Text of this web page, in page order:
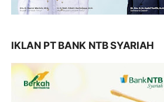
IKLAN PT BANK NTB SYARIAH